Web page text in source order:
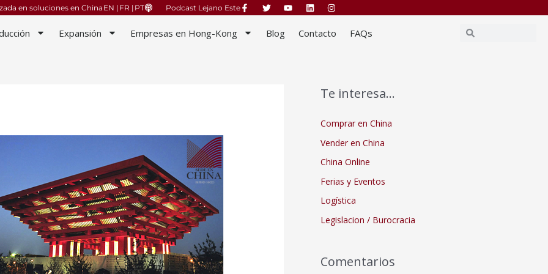
en soluciones en China EN | FR | PT Podcast Lejano Este
Expansión Empresas en Hong-Kong Blog Contacto FAQs BuscarBuscar
Te interesa…
Comprar en China
Vender en China
China Online
Ferias y Eventos
Logística
Legislacion / Burocracia
Comentarios